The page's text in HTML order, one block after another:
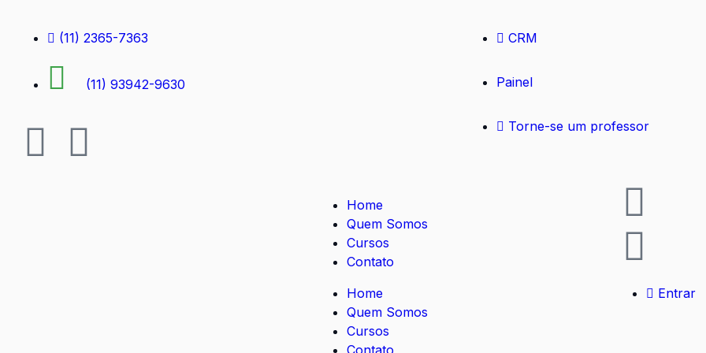
(11) 2365-7363
(11) 93942-9630
CRM
Painel
Torne-se um professor
Home
Quem Somos
Cursos
Contato
Home
Quem Somos
Cursos
Contato
Entrar